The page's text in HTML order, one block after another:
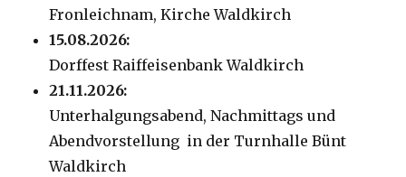
Fronleichnam, Kirche Waldkirch
15.08.2026:
Dorffest Raiffeisenbank Waldkirch
21.11.2026:
Unterhalgungsabend, Nachmittags und
Abendvorstellung in der Turnhalle Bünt
Waldkirch